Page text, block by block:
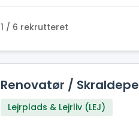
Faktisk helst ikke. Vi leder efter dig, der vil
lære, grine og vokse – og
spørgsmålet: “Hvad sker der,
trykker her?”
1 / 6 rekrutteret
Renovatør /
Lejrplads & Lejrliv (LEJ)